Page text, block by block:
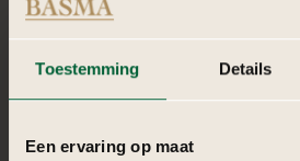
Toestemming Details
Een ervaring op maat
focus om ieder event met passie,
impact tot leven brengen.